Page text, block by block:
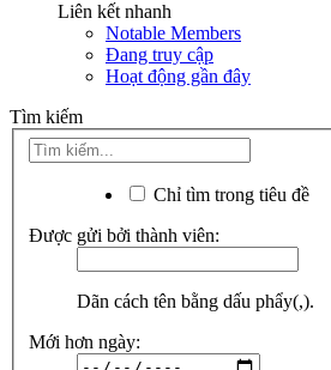
Liên kết nhanh
Notable Members
Đang truy cập
Hoạt động gần đây
Tìm kiếm
Chỉ tìm trong tiêu đề
Được gửi bởi thành viên:
Dãn cách tên bằng dấu phẩy(,).
Mới hơn ngày: